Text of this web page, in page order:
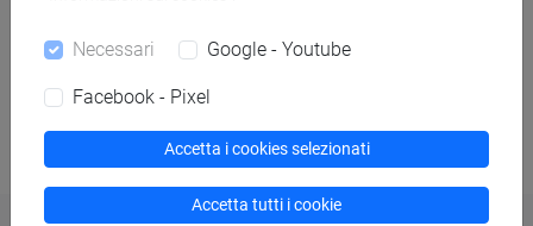
Mobilità internazionale
Necessari Google - Youtube
Facebook - Pixel
Accetta i cookies selezionati
Accetta tutti i cookie